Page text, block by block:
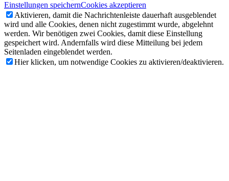
Einstellungen speichernCookies akzeptieren
Aktivieren, damit die Nachrichtenleiste dauerhaft ausgeblendet
wird und alle Cookies, denen nicht zugestimmt wurde, abgelehnt
werden. Wir benötigen zwei Cookies, damit diese Einstellung
gespeichert wird. Andernfalls wird diese Mitteilung bei jedem
Seitenladen eingeblendet werden.
Hier klicken, um notwendige Cookies zu aktivieren/deaktivieren.